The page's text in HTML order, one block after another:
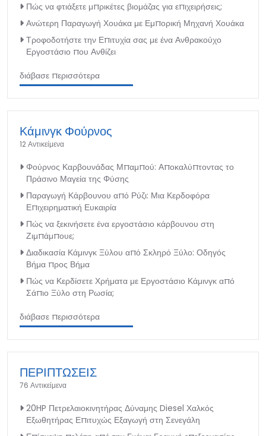
Πώς να φτιάξετε μπρικέτες βιομάζας για επιχειρήσεις;
Ανώτερη Παραγωγή Χουάκα με Εμπορική Μηχανή Χουάκα
Τροφοδοτήστε την Επιτυχία σας με ένα Ανθρακούχο
Εργοστάσιο που Ανθίζει
διάβασε περισσότερα
Κάμινγκ Φούρνος
12 Αντικείμενα
Φούρνος Καρβουνάδας Μπαμπού: Αποκαλύπτοντας το
Πράσινο Μαγεία της Φύσης
Παραγωγή Κάρβουνου από Ρύζι: Μια Κερδοφόρα
Επιχειρηματική Ευκαιρία
Πώς να ξεκινήσετε ένα εργοστάσιο κάρβουνου στη
Ζιμπάμπουε;
Διαδικασία Κάμινγκ Ξύλου από Σκληρό Ξύλο: Οδηγός
Βήμα προς Βήμα
Πώς να Κερδίσετε Χρήματα με Εργοστάσιο Κάμινγκ από
Σάπιο Ξύλο στη Ρωσία;
διάβασε περισσότερα
ΠΕΡΙΠΤΩΣΕΙΣ
76 Αντικείμενα
20HP Πετρελαιοκινητήρας Δύναμης Diesel Χαλκός
Εξωθητήρας Επιτυχώς Εξαγωγή στη Σενεγάλη